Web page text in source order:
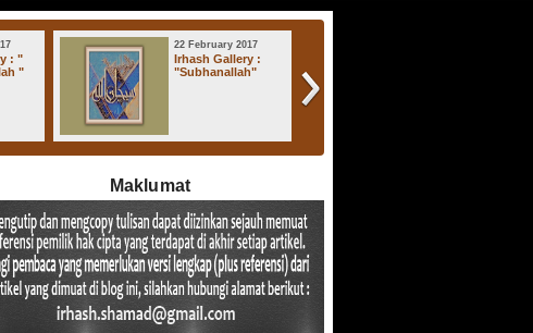
22 February 2017
Irhash Gallery :
"Subhanallah"
Maklumat